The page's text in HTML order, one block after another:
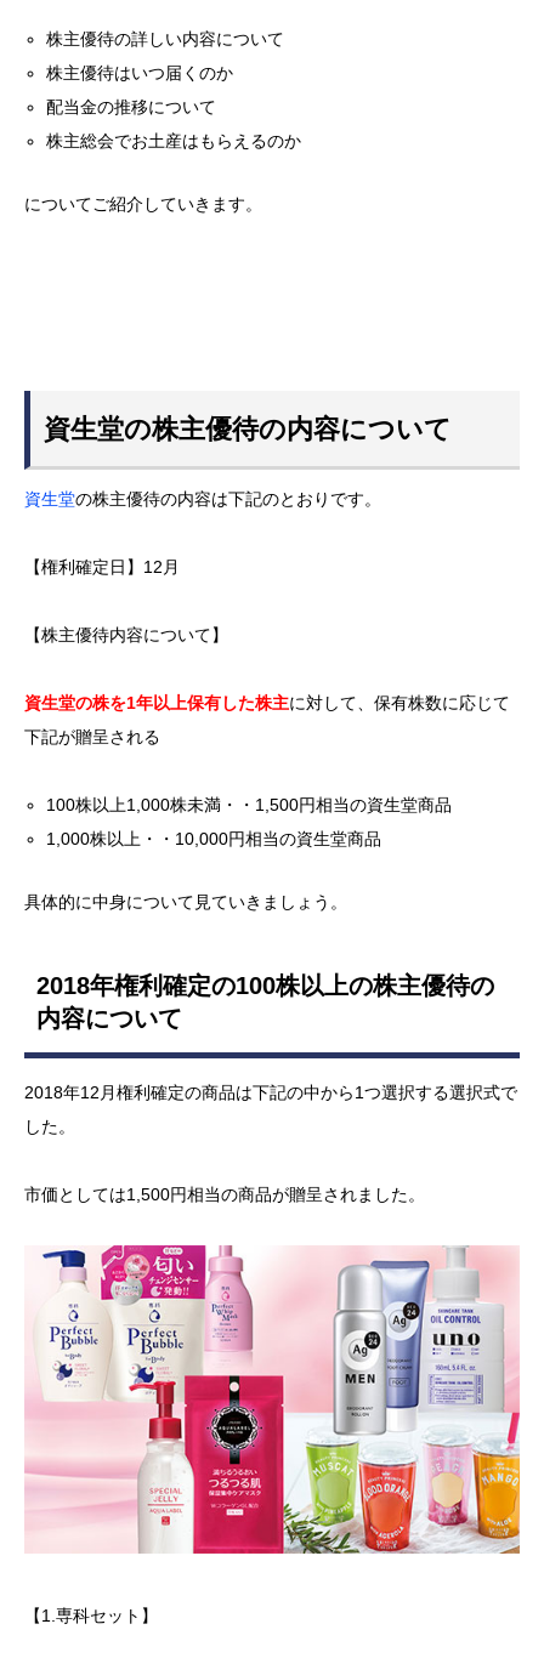
株主優待の詳しい内容について
株主優待はいつ届くのか
配当金の推移について
株主総会でお土産はもらえるのか
についてご紹介していきます。
資生堂の株主優待の内容について
資生堂の株主優待の内容は下記のとおりです。
【権利確定日】12月
【株主優待内容について】
資生堂の株を1年以上保有した株主に対して、保有株数に応じて
下記が贈呈される
100株以上1,000株未満・・1,500円相当の資生堂商品
1,000株以上・・10,000円相当の資生堂商品
具体的に中身について見ていきましょう。
2018年権利確定の100株以上の株主優待の
内容について
2018年12月権利確定の商品は下記の中から1つ選択する選択式で
した。
市価としては1,500円相当の商品が贈呈されました。
【1.専科セット】